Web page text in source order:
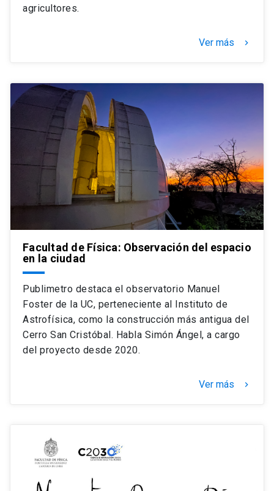
agricultores.
Ver más keyboard_arrow_right
Facultad de Física: Observación del espacio
en la ciudad
Publimetro destaca el observatorio Manuel
Foster de la UC, perteneciente al Instituto de
Astrofísica, como la construcción más antigua del
Cerro San Cristóbal. Habla Simón Ángel, a cargo
del proyecto desde 2020.
Ver más keyboard_arrow_right